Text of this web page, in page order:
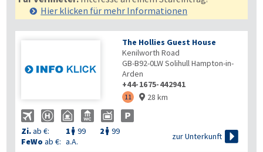
Hier klicken für mehr Informationen
The Hollies Guest House
Kenilworth Road
GB-B92-0LWSolihull Hampton-in-
Arden
+44-1675-442941
11  28 km
Zi.ab €: 1  99 2  99
FeWo ab €: a.A.
zur Unterkunft 